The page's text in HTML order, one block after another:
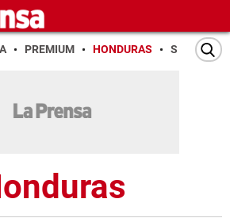
PREMIUM HONDURAS SAN PEDRO